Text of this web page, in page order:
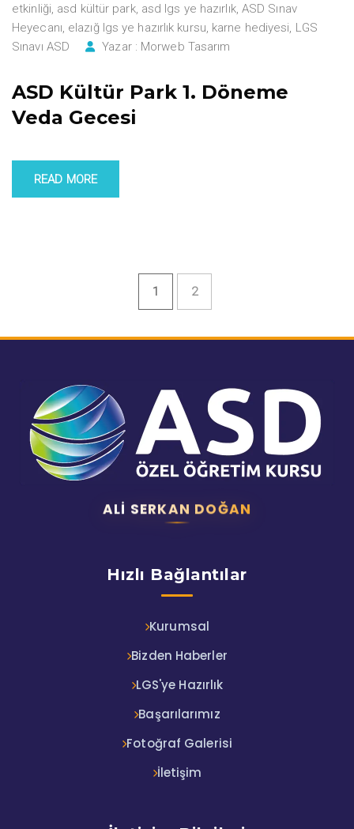
etkinliği, asd kültür park, asd lgs ye hazırlık, ASD Sınav
Heyecanı, elazığ lgs ye hazırlık kursu, karne hediyesi, LGS
Sınavı ASD
Yazar : Morweb Tasarım
ASD Kültür Park 1. Döneme
Veda Gecesi
READ MORE
1 2
ALI SERKAN DOĞAN
Hızlı Bağlantılar
Kurumsal
Bizden Haberler
LGS'ye Hazırlık
Başarılarımız
Fotoğraf Galerisi
İletişim